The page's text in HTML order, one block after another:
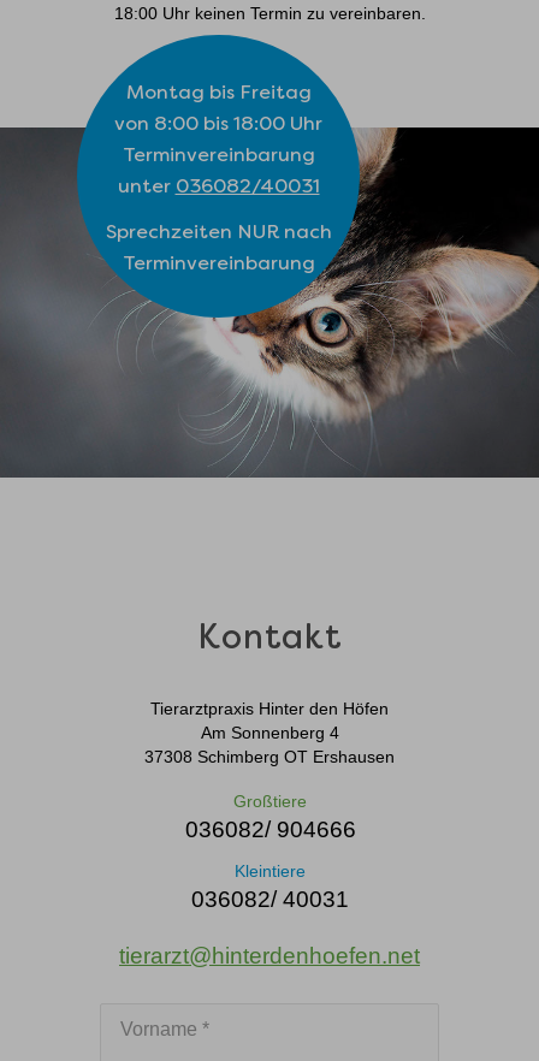
18:00 Uhr keinen Termin zu vereinbaren.
Montag bis Freitag
von 8:00 bis 18:00 Uhr
Terminvereinbarung
unter 036082/40031
Sprechzeiten NUR nach
Terminvereinbarung
Kontakt
Großtiere
036082/ 904666
Kleintiere
036082/ 40031
tierarzt@hinterdenhoefen.net
Vorname *
Tierarztpraxis Hinter den Höfen
Am Sonnenberg 4
37308 Schimberg OT Ershausen